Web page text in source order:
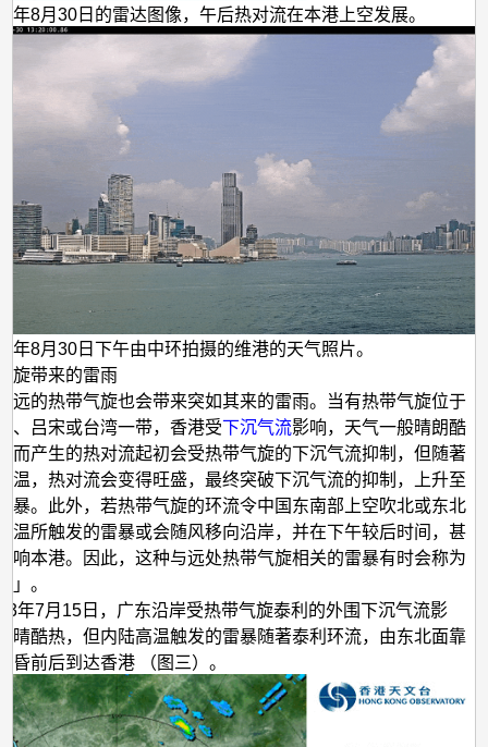
年8月30日的雷达图像，午后热对流在本港上空发展。
8月30日下午由中环拍摄的维港的天气照片。
旋带来的雷雨
远的热带气旋也会带来突如其来的雷雨。当有热带气旋位于
、吕宋或台湾一带，香港受下沉气流影响，天气一般晴朗酷
而产生的热对流起初会受热带气旋的下沉气流抑制，但随著
温，热对流会变得旺盛，最终突破下沉气流的抑制，上升至
暴。此外，若热带气旋的环流令中国东南部上空吹北或东北
温所触发的雷暴或会随风移向沿岸，并在下午较后时间，甚
响本港。因此，这种与远处热带气旋相关的雷暴有时会称为
」。
年7月15日，广东沿岸受热带气旋泰利的外围下沉气流影
晴酷热，但内陆高温触发的雷暴随著泰利环流，由东北面靠
昏前后到达香港 （图三）。